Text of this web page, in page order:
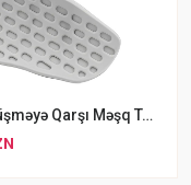
Sürüşməyə Qarşı Məşq Tutacaqları